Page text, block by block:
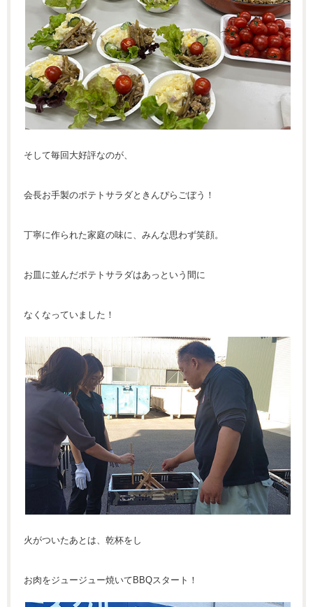
そして毎回大好評なのが、
会長お手製のポテトサラダときんぴらごぼう！
丁寧に作られた家庭の味に、みんな思わず笑顔。
お皿に並んだポテトサラダはあっという間に
なくなっていました！
火がついたあとは、乾杯をし
お肉をジュージュー焼いてBBQスタート！